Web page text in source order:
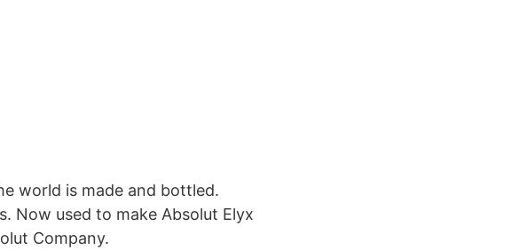
world is made and bottled.
Now used to make Absolut Elyx
Company.